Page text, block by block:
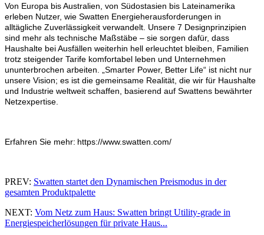
Von Europa bis Australien, von Südostasien bis Lateinamerika
erleben Nutzer, wie Swatten Energieherausforderungen in
alltägliche Zuverlässigkeit verwandelt. Unsere 7 Designprinzipien
sind mehr als technische Maßstäbe – sie sorgen dafür, dass
Haushalte bei Ausfällen weiterhin hell erleuchtet bleiben, Familien
trotz steigender Tarife komfortabel leben und Unternehmen
ununterbrochen arbeiten. „Smarter Power, Better Life“ ist nicht nur
unsere Vision; es ist die gemeinsame Realität, die wir für Haushalte
und Industrie weltweit schaffen, basierend auf Swattens bewährter
Netzexpertise.
Erfahren Sie mehr: https://www.swatten.com/
PREV: Swatten startet den Dynamischen Preismodus in der
gesamten Produktpalette
NEXT: Vom Netz zum Haus: Swatten bringt Utility-grade in
Energiespeicherlösungen für private Haus...